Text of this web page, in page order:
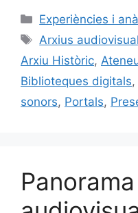
c
e
b
o
o
ai
l
e
s
k
y
Categories
Experiències i
Etiquetes
Arxius
Arxiu Històric,
Biblioteques digitals,
sonors, Portals,